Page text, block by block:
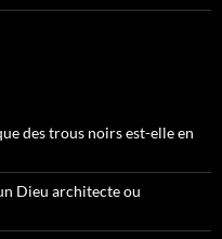
des trous noirs est-elle en
Dieu architecte ou